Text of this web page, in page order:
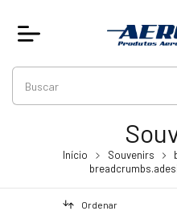
Início Souvenirs
Ordenar